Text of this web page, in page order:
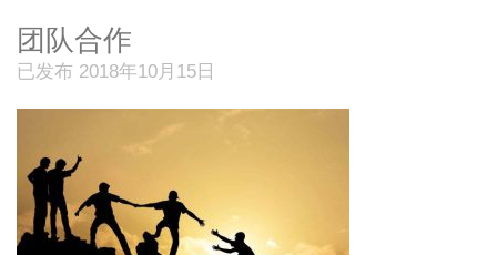
团队合作
已发布 2018年10月15日